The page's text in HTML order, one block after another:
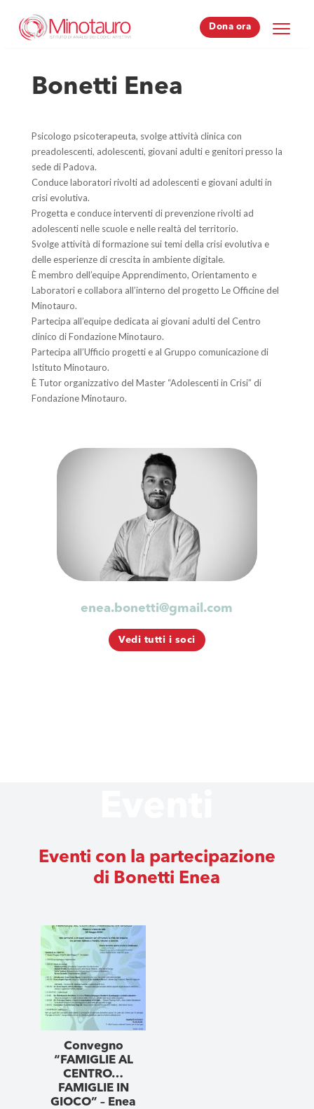
Dona ora
Dona ora
Bonetti Enea
Psicologo psicoterapeuta, svolge attività clinica con
preadolescenti, adolescenti, giovani adulti e genitori presso la
sede di Padova.
Conduce laboratori rivolti ad adolescenti e giovani adulti in
crisi evolutiva.
Progetta e conduce interventi di prevenzione rivolti ad
adolescenti nelle scuole e nelle realtà del territorio.
Svolge attività di formazione sui temi della crisi evolutiva e
delle esperienze di crescita in ambiente digitale.
È membro dell’equipe Apprendimento, Orientamento e
Laboratori e collabora all’interno del progetto Le Officine del
Minotauro.
Partecipa all’equipe dedicata ai giovani adulti del Centro
clinico di Fondazione Minotauro.
Partecipa all’Ufficio progetti e al Gruppo comunicazione di
Istituto Minotauro.
È Tutor organizzativo del Master “Adolescenti in Crisi” di
Fondazione Minotauro.
enea.bonetti@gmail.com
Vedi tutti i soci
Eventi con la partecipazione
di Bonetti Enea
Convegno
“FAMIGLIE AL
CENTRO…
FAMIGLIE IN
GIOCO” – Enea